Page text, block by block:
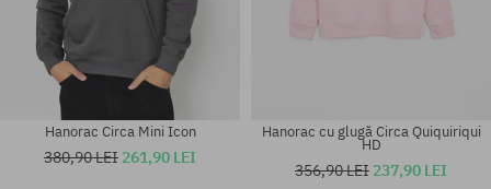
Hanorac Circa Mini Icon
380,90 LEI 261,90 LEI
Hanorac cu glugă Circa Quiquiriqui
HD
356,90 LEI 237,90 LEI